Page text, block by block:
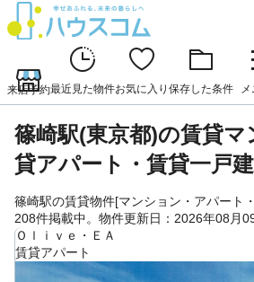
来店予約最近見た物件お気に入り 保存した条件
篠崎駅(東京都)の賃貸
貸アパート・賃貸一戸
篠崎駅の賃貸物件[マンション・アパート
208件掲載中。物件更新日：2026年08月
Ｏｌｉｖｅ・ＥＡ
賃貸アパート